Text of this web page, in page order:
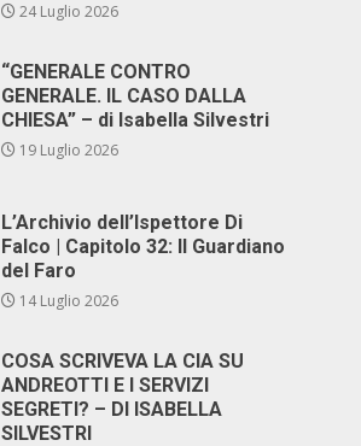
24 Luglio 2026
“GENERALE CONTRO
GENERALE. IL CASO DALLA
CHIESA” – di Isabella Silvestri
19 Luglio 2026
L’Archivio dell’Ispettore Di
Falco | Capitolo 32: Il Guardiano
del Faro
14 Luglio 2026
COSA SCRIVEVA LA CIA SU
ANDREOTTI E I SERVIZI
SEGRETI? – DI ISABELLA
SILVESTRI